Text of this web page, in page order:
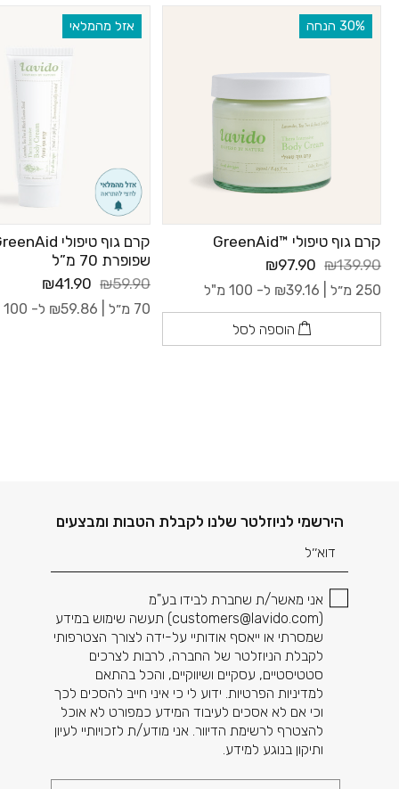
‫30% הנחה
קרם גוף טיפולי ™GreenAid
₪139.90
₪97.90
250 מ״ל | ₪39.16 ל- 100 מ"ל
הוספה לסל
אזל מהמלאי
שפופרת 70 מ”ל
₪59.90
₪41.90
70 מ״ל | ₪59.86 ל- 100 מ"ל
הירשמי לניוזלטר שלנו לקבלת הטבות ומבצעים
דוא׳׳ל
אני מאשר/ת שחברת לבידו בע"מ
(
customers@lavido.com) תעשה שימוש במידע
שמסרתי או ייאסף אודותיי על-ידה לצורך הצטרפותי
לקבלת הניוזלטר של החברה, לרבות לצרכים
סטטיסטיים, עסקיים ושיווקיים, והכל בהתאם
למדיניות הפרטיות. ידוע לי כי איני חייב להסכים לכך
וכי אם לא אסכים לעיבוד המידע כמפורט לא אוכל
להצטרף לרשימת הדיוור. אני מודע/ת לזכויותיי לעיון
ותיקון בנוגע למידע.